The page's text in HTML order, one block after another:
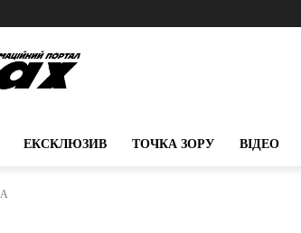
ЕКСКЛЮЗИВ ТОЧКА ЗОРУ ВІДЕО